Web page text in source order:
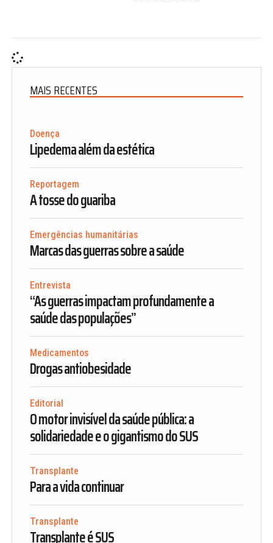
MAIS RECENTES
Doença
Lipedema além da estética
Reportagem
A tosse do guariba
Emergências humanitárias
Marcas das guerras sobre a saúde
Entrevista
“As guerras impactam profundamente a
saúde das populações”
Medicamentos
Drogas antiobesidade
Editorial
O motor invisível da saúde pública: a
solidariedade e o gigantismo do SUS
Transplante
Para a vida continuar
Transplante
Transplante é SUS